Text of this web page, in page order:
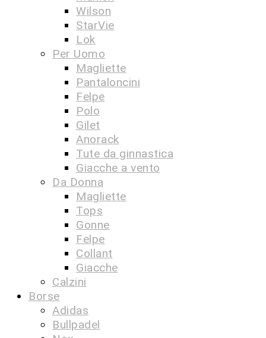
Wilson
StarVie
Lok
Per Uomo
Magliette
Pantaloncini
Felpe
Polo
Gilet
Anorack
Tute da ginnastica
Giacche a vento
Da Donna
Magliette
Tops
Gonne
Felpe
Collant
Giacche
Calzini
Borse
Adidas
Bullpadel